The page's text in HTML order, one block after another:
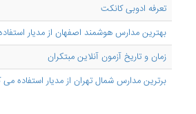
تعرفه ادوبی کانکت
بهترین مدارس هوشمند اصفهان از مدیار
زمان و تاریخ آزمون آنلاین مبتکران
برترین مدارس شمال تهران از مدیار استفاده می